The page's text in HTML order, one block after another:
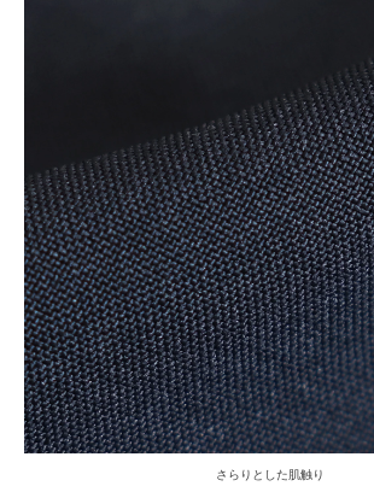
さらりとした肌触り